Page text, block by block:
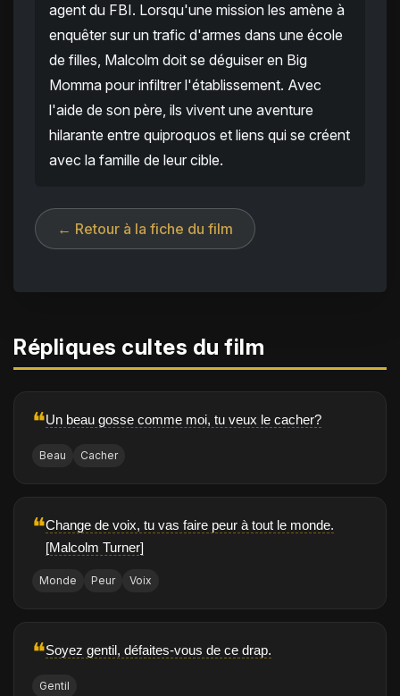
agent du FBI. Lorsqu'une mission les amène à
enquêter sur un trafic d'armes dans une école
de filles, Malcolm doit se déguiser en Big
Momma pour infiltrer l'établissement. Avec
l'aide de son père, ils vivent une aventure
hilarante entre quiproquos et liens qui se créent
avec la famille de leur cible.
← Retour à la fiche du film
Répliques cultes du film
❝Un beau gosse comme moi, tu veux le cacher?
Beau Cacher
❝Change de voix, tu vas faire peur à tout le monde.
[Malcolm Turner]
Monde Peur Voix
❝Soyez gentil, défaites-vous de ce drap.
Gentil